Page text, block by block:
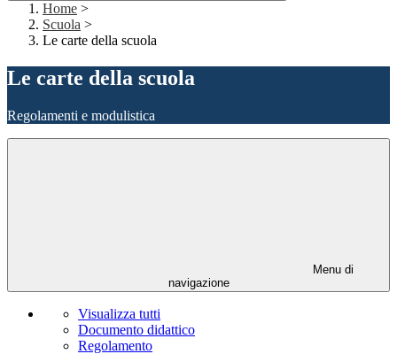
Home >
Scuola >
Le carte della scuola
Le carte della scuola
Regolamenti e modulistica
Menu di
navigazione
Visualizza tutti
Documento didattico
Regolamento